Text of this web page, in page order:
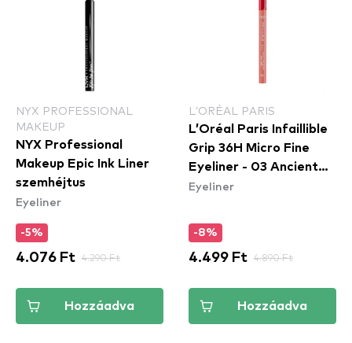
NYX PROFESSIONAL
MAKEUP
NYX Professional
Makeup Epic Ink Liner
szemhéjtus
Eyeliner
-5%
4.076 Ft 4.290 Ft
Hozzáadva
L’ORÉAL PARIS
L’Oréal Paris Infaillible
Grip 36H Micro Fine
Eyeliner​ - 03 Ancient
Rose
Eyeliner
-8%
4.499 Ft 4.890 Ft
Hozzáadva